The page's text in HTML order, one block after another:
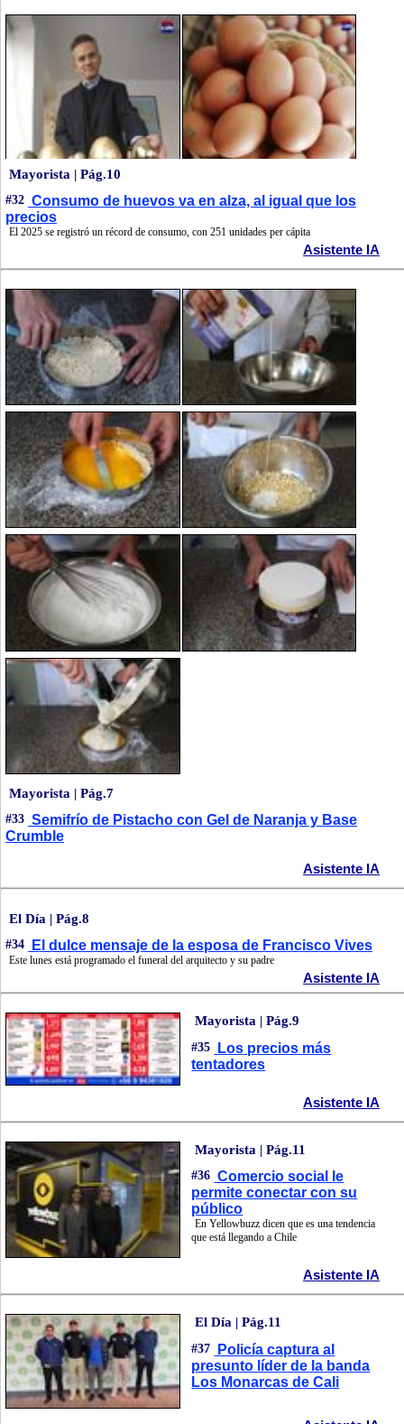
Mayorista | Pág.10
#32 Consumo de huevos va en alza, al igual que los
precios
El 2025 se registró un récord de consumo, con 251 unidades per cápita
Asistente IA
Mayorista | Pág.7
#33 Semifrío de Pistacho con Gel de Naranja y Base
Crumble
Asistente IA
El Día | Pág.8
#34 El dulce mensaje de la esposa de Francisco Vives
Este lunes está programado el funeral del arquitecto y su padre
Asistente IA
Mayorista | Pág.9
#35
Los precios más
tentadores
Asistente IA
Mayorista | Pág.11
#36 Comercio social le
permite conectar con su
público
En Yellowbuzz dicen que es una tendencia
que está llegando a Chile
Asistente IA
El Día | Pág.11
#37
Policía captura al
presunto líder de la banda
Los Monarcas de Cali